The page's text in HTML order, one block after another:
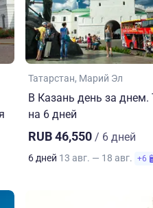
Татарстан Марий Эл
В Казань день за днем.
на 6 дней
RUB 46,550 / 6 дней
6 дней 13 авг. — 18 авг. +6